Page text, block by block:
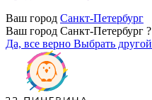
Ваш город Санкт-Петербург
Ваш город Санкт-Петербург ?
Да, все верно Выбрать другой